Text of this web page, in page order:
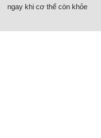
ngay khi cơ thể còn khỏe